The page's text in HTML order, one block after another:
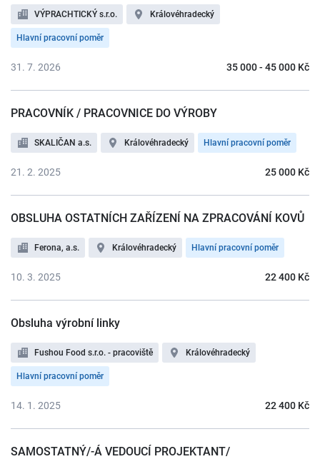
VÝPRACHTICKÝ s.r.o. Královéhradecký
Hlavní pracovní poměr
35 000 - 45 000 Kč
31. 7. 2026
PRACOVNÍK / PRACOVNICE DO VÝROBY
SKALIČAN a.s. Královéhradecký Hlavní pracovní poměr
25 000 Kč
21. 2. 2025
OBSLUHA OSTATNÍCH ZAŘÍZENÍ NA ZPRACOVÁNÍ KOVŮ
Ferona, a.s. Královéhradecký Hlavní pracovní poměr
22 400 Kč
10. 3. 2025
Obsluha výrobní linky
Fushou Food s.r.o. - pracoviště Královéhradecký
Hlavní pracovní poměr
22 400 Kč
14. 1. 2025
SAMOSTATNÝ/-Á VEDOUCÍ PROJEKTANT/